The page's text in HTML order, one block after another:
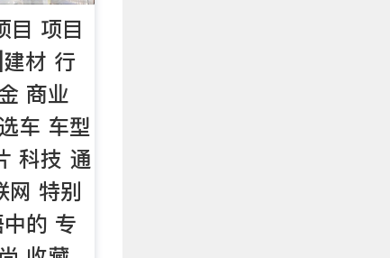
目 项目
材 行
商业
车 车型
科技 通
网 特别
的 专